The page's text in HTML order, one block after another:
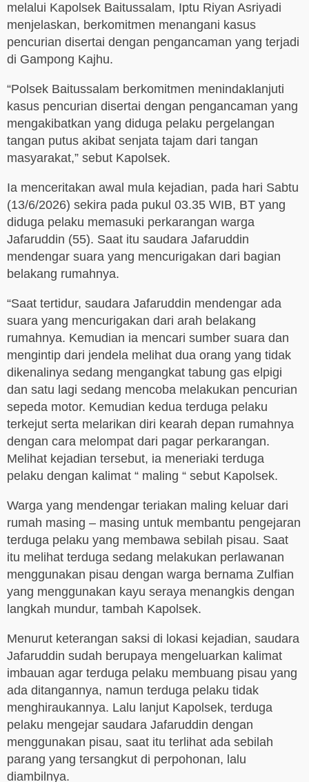
melalui Kapolsek Baitussalam, Iptu Riyan Asriyadi
menjelaskan, berkomitmen menangani kasus
pencurian disertai dengan pengancaman yang terjadi
di Gampong Kajhu.
“Polsek Baitussalam berkomitmen menindaklanjuti
kasus pencurian disertai dengan pengancaman yang
mengakibatkan yang diduga pelaku pergelangan
tangan putus akibat senjata tajam dari tangan
masyarakat,” sebut Kapolsek.
Ia menceritakan awal mula kejadian, pada hari Sabtu
(13/6/2026) sekira pada pukul 03.35 WIB, BT yang
diduga pelaku memasuki perkarangan warga
Jafaruddin (55). Saat itu saudara Jafaruddin
mendengar suara yang mencurigakan dari bagian
belakang rumahnya.
“Saat tertidur, saudara Jafaruddin mendengar ada
suara yang mencurigakan dari arah belakang
rumahnya. Kemudian ia mencari sumber suara dan
mengintip dari jendela melihat dua orang yang tidak
dikenalinya sedang mengangkat tabung gas elpigi
dan satu lagi sedang mencoba melakukan pencurian
sepeda motor. Kemudian kedua terduga pelaku
terkejut serta melarikan diri kearah depan rumahnya
dengan cara melompat dari pagar perkarangan.
Melihat kejadian tersebut, ia meneriaki terduga
pelaku dengan kalimat “ maling “ sebut Kapolsek.
Warga yang mendengar teriakan maling keluar dari
rumah masing – masing untuk membantu pengejaran
terduga pelaku yang membawa sebilah pisau. Saat
itu melihat terduga sedang melakukan perlawanan
menggunakan pisau dengan warga bernama Zulfian
yang menggunakan kayu seraya menangkis dengan
langkah mundur, tambah Kapolsek.
Menurut keterangan saksi di lokasi kejadian, saudara
Jafaruddin sudah berupaya mengeluarkan kalimat
imbauan agar terduga pelaku membuang pisau yang
ada ditangannya, namun terduga pelaku tidak
menghiraukannya. Lalu lanjut Kapolsek, terduga
pelaku mengejar saudara Jafaruddin dengan
menggunakan pisau, saat itu terlihat ada sebilah
parang yang tersangkut di perpohonan, lalu
diambilnya.